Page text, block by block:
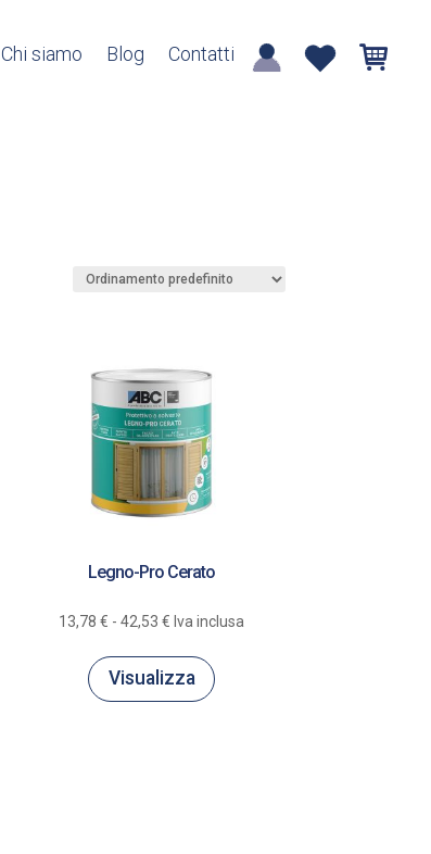
Chi siamo Blog Contatti
Legno-Pro Cerato
13,78€ - 42,53€ Fascia
prezzo:
Iva inclusa
Visualizza